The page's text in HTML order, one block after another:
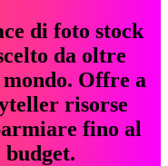
di foto stock
da oltre
Offre a
risorse
fino al